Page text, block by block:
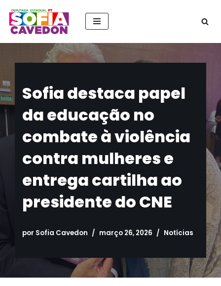
Pular
conteúdo
Sofia destaca papel
da educação no
combate à violência
contra mulheres e
entrega cartilha ao
presidente do CNE
por Sofia Cavedon março 26, 2026 Notícias